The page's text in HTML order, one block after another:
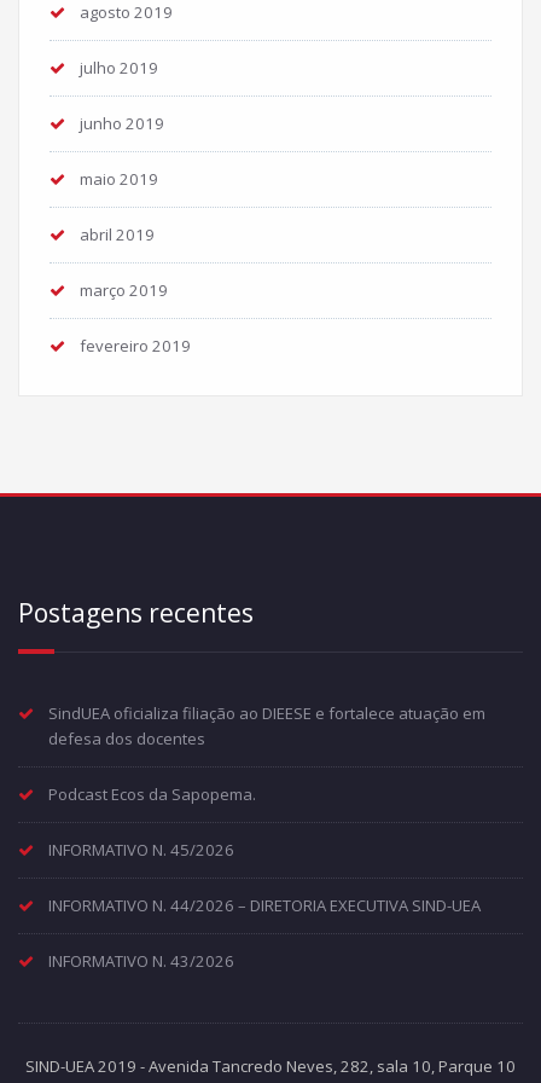
agosto 2019
julho 2019
junho 2019
maio 2019
abril 2019
março 2019
fevereiro 2019
Postagens recentes
SindUEA oficializa filiação ao DIEESE e fortalece atuação em
defesa dos docentes
Podcast Ecos da Sapopema.
INFORMATIVO N. 45/2026
INFORMATIVO N. 44/2026 – DIRETORIA EXECUTIVA SIND-UEA
INFORMATIVO N. 43/2026
SIND-UEA 2019 - Avenida Tancredo Neves, 282, sala 10, Parque 10